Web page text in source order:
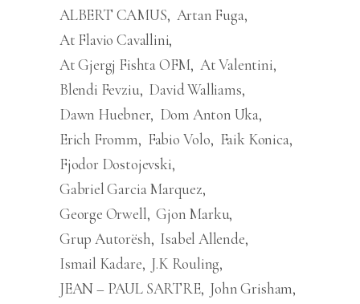
ALBERT CAMUS Artan Fuga
At Flavio Cavallini
At Gjergj Fishta OFM At Valentini
Blendi Fevziu David Walliams
Dawn Huebner Dom Anton Uka
Erich Fromm
Fabio Volo
Faik Konica
Fjodor Dostojevski
Gabriel Garcia Marquez
George Orwell Gjon Marku
Grup Autorësh Isabel Allende
Ismail Kadare J.K Rouling
JEAN – PAUL SARTRE John Grisham